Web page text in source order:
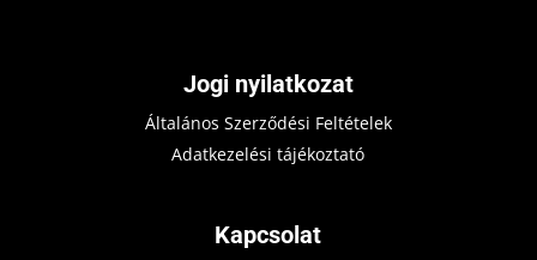
Jogi nyilatkozat
Általános Szerződési Feltételek
Adatkezelési tájékoztató
Kapcsolat